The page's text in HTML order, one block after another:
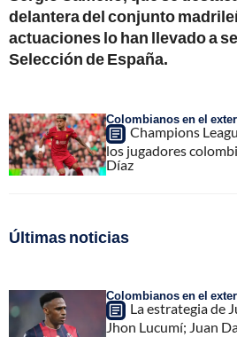
delantera del conjunto
actuaciones lo han llevado a
Selección de España.
Colombianos en el
Champions
los jugadores
Díaz
Últimas noticias
Colombianos en el
La estrategia de
Jhon Lucumí; Juan